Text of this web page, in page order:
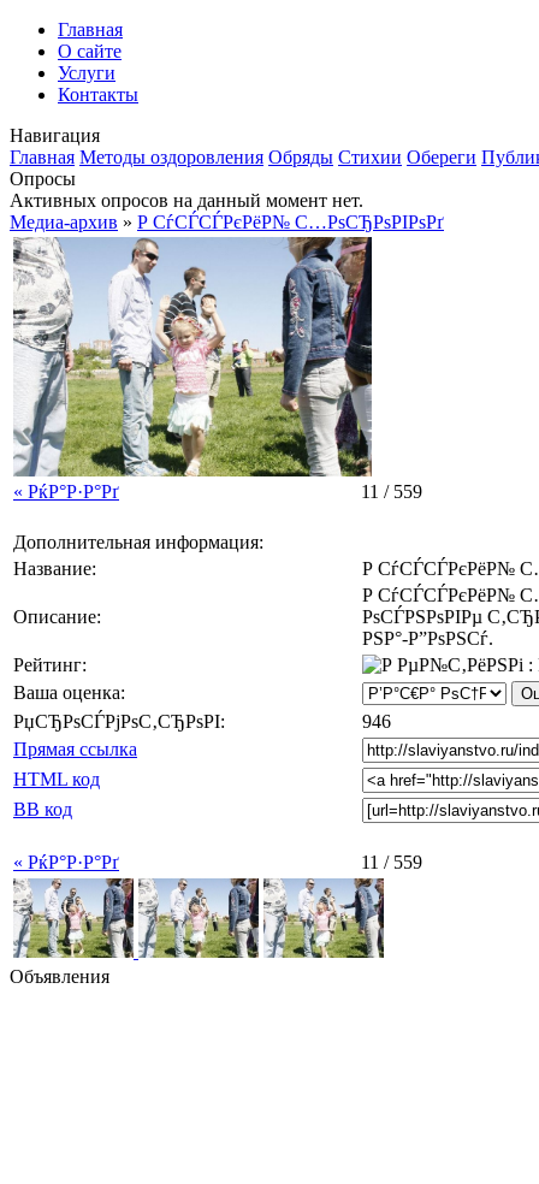
Главная
О сайте
Услуги
Контакты
Навигация
Главная Методы оздоровления Обряды Стихии Обереги
Опросы
Активных опросов на данный момент нет.
Медиа-архив » Р СѓСЃСЃРєРёР№ С…РѕСЂРѕРІРѕРґ
« РќР°Р·Р°Рґ 11 / 559
Дополнительная информация:
Название:
Р СѓСЃСЃРєРёР№
Описание:
Р СѓСЃСЃРєРёР№
РѕСЃРЅРѕРІРµ
РЅР°-Р”РѕРЅСѓ.
Рейтинг:
Ваша оценка:
РџСЂРѕСЃРјРѕС‚СЂРѕРІ:
946
Прямая ссылка
HTML код
BB код
« РќР°Р·Р°Рґ 11 / 559
Объявления